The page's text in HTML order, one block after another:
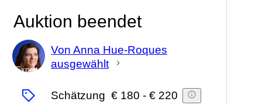
Auktion beendet
Experte
Von Anna Hue-Roques
ausgewählt
Schätzung € 180 - € 220